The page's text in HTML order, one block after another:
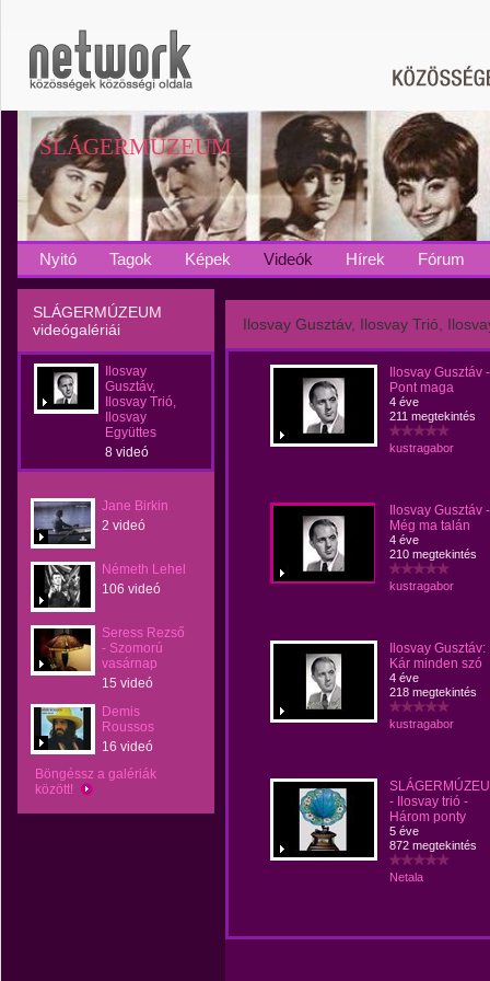
SLÁGERMÚZEUM
Nyitó Tagok Képek Videók Hírek Fórum
SLÁGERMÚZEUM
videógalériái
Ilosvay
Gusztáv,
Ilosvay Trió,
Ilosvay
Együttes
8 videó
Jane Birkin
2 videó
Németh Lehel
106 videó
Seress Rezső
- Szomorú
vasárnap
15 videó
Demis
Roussos
16 videó
Böngéssz a galériák
között!
Ilosvay Gusztáv, Ilosvay Trió,
Ilosvay Gusztáv -
Pont maga
4 éve
211 megtekintés
kustragabor
Ilosvay Gusztáv -
Még ma talán
4 éve
210 megtekintés
kustragabor
Ilosvay Gusztáv:
Kár minden szó
4 éve
218 megtekintés
kustragabor
- Ilosvay trió -
Három ponty
5 éve
872 megtekintés
Netala